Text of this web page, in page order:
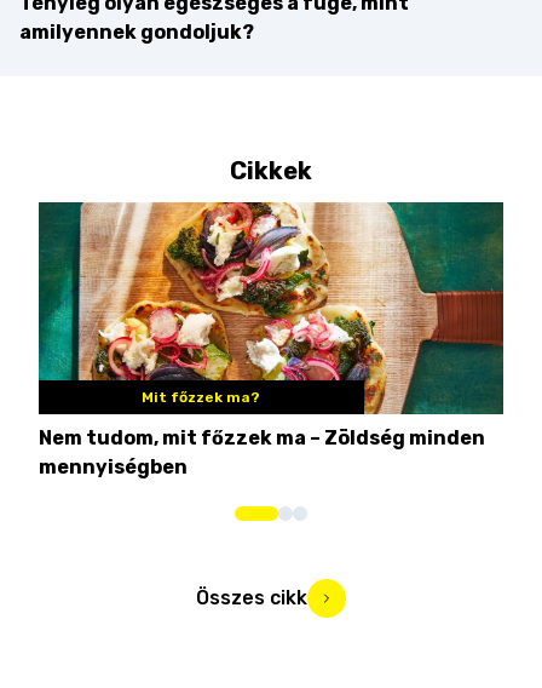
amilyennek gondoljuk?
Cikkek
Mit főzzek ma?
Nem tudom, mit főzzek ma – Zöldség minden
mennyiségben
Összes cikk